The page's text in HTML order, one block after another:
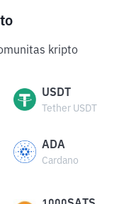
kripto
USDT
Tether USDT
ADA
Cardano